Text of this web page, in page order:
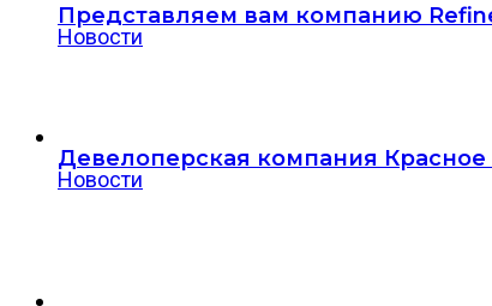
Представляем вам компанию
Новости
Девелоперская компания
Новости